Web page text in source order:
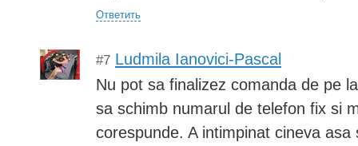
Ответить
#7 Ludmila Ianovici-Pascal
Nu pot sa finalizez comanda de pe
sa schimb numarul de telefon fix si
corespunde. A intimpinat cineva